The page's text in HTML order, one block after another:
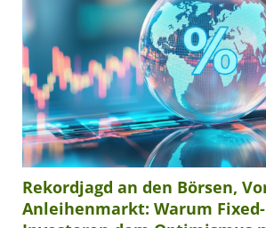
Rekordjagd an den Börsen,
Anleihenmarkt: Warum